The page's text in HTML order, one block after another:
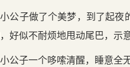
公子做了个美梦，到了起
好似不耐烦地甩动尾巴，示
公子一个哆嗦清醒，睡意全